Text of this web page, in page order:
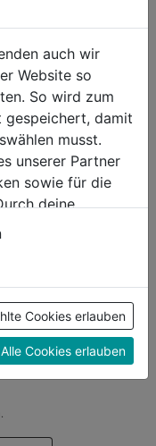
auch wir
Website so
So wird zum
gespeichert, damit
musst.
unserer Partner
sowie für die
deine
Drittanbieter,
stimmst du
Unter "Details
den
welche Cookies
nicht.
Cookies erlauben
Alle Cookies erlauben